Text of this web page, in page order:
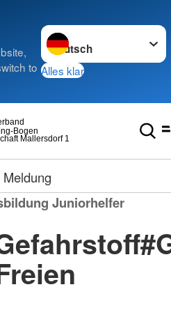
to
Sprache wechseln zu
Alles klar
Mallersdorf 1
Bogen
Meldung
Juniorhelfer